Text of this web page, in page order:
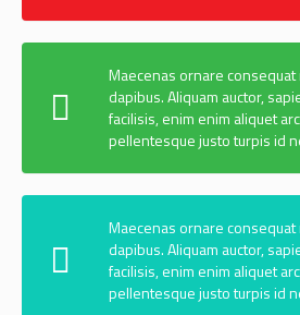
Maecenas ornare
dapibus. Aliquam auctor,
facilisis, enim enim aliquet
pellentesque justo turpis id
Maecenas ornare
dapibus. Aliquam auctor,
facilisis, enim enim aliquet
pellentesque justo turpis id